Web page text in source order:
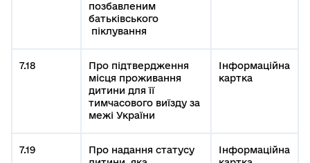
позбавленим
батьківського
піклування
7.18
Про підтвердження
місця проживання
дитини для її
тимчасового виїзду за
межі України
Інформаційна
картка
7.19
Про надання статусу
Інформаційна